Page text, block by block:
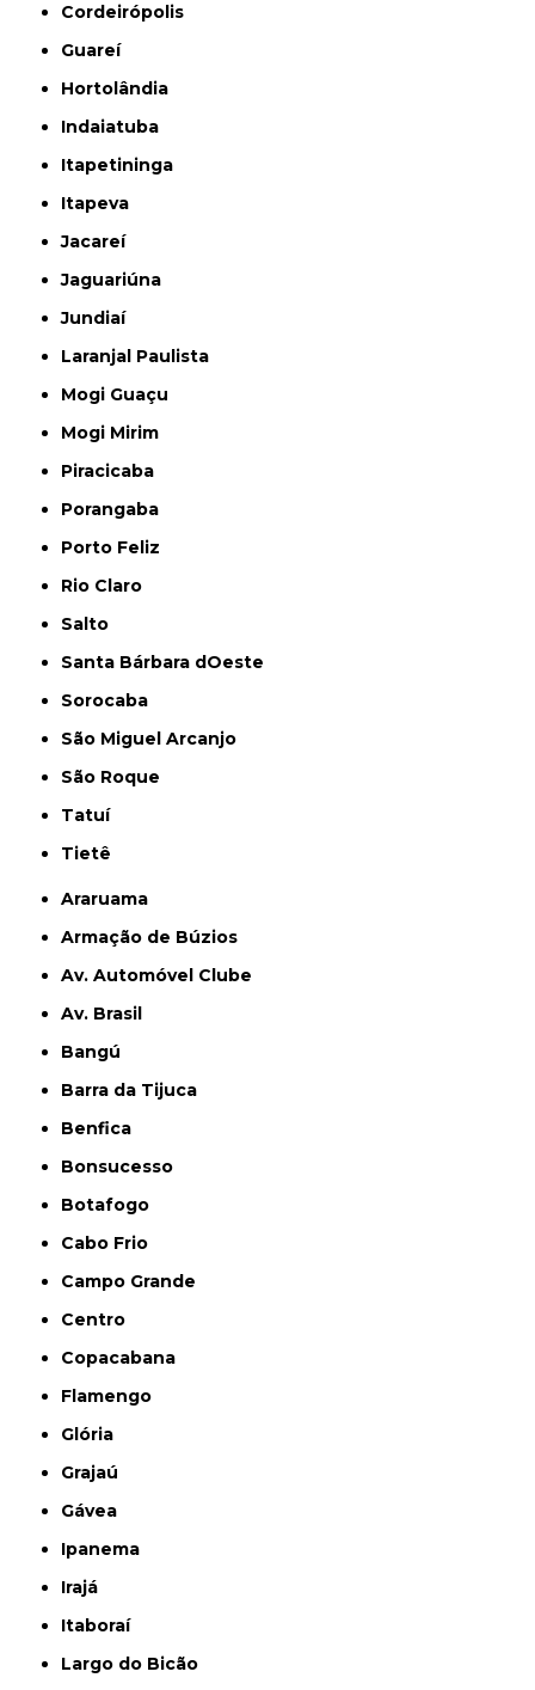
Cordeirópolis
Guareí
Hortolândia
Indaiatuba
Itapetininga
Itapeva
Jacareí
Jaguariúna
Jundiaí
Laranjal Paulista
Mogi Guaçu
Mogi Mirim
Piracicaba
Porangaba
Porto Feliz
Rio Claro
Salto
Santa Bárbara dOeste
Sorocaba
São Miguel Arcanjo
São Roque
Tatuí
Tietê
Araruama
Armação de Búzios
Av. Automóvel Clube
Av. Brasil
Bangú
Barra da Tijuca
Benfica
Bonsucesso
Botafogo
Cabo Frio
Campo Grande
Centro
Copacabana
Flamengo
Glória
Grajaú
Gávea
Ipanema
Irajá
Itaboraí
Largo do Bicão